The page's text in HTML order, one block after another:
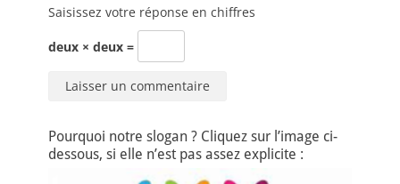
Saisissez votre réponse en chiffres
deux × deux =
Pourquoi notre slogan ? Cliquez sur l’image ci-
dessous, si elle n’est pas assez explicite :